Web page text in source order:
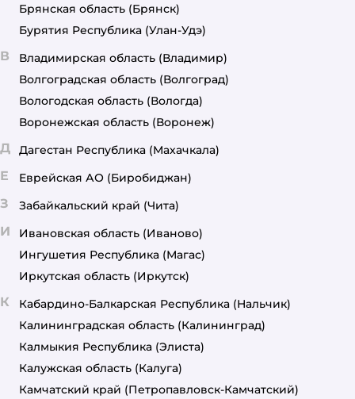
Брянская область (Брянск)
Бурятия Республика (Улан-Удэ)
В Владимирская область (Владимир)
Волгоградская область (Волгоград)
Вологодская область (Вологда)
Воронежская область (Воронеж)
Д Дагестан Республика (Махачкала)
Е Еврейская АО (Биробиджан)
З Забайкальский край (Чита)
И Ивановская область (Иваново)
Ингушетия Республика (Магас)
Иркутская область (Иркутск)
К Кабардино-Балкарская Республика (Нальчик)
Калининградская область (Калининград)
Калмыкия Республика (Элиста)
Калужская область (Калуга)
Камчатский край (Петропавловск-Камчатский)